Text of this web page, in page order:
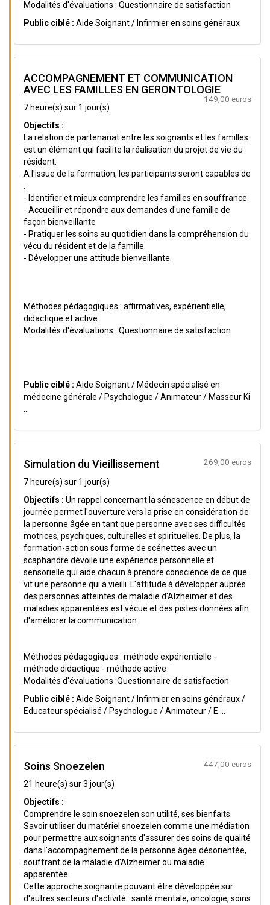
Modalités d'évaluations : Questionnaire de satisfaction
Public ciblé : Aide Soignant / Infirmier en soins généraux
ACCOMPAGNEMENT ET COMMUNICATION
AVEC LES FAMILLES EN GERONTOLOGIE
149,00 euros
7 heure(s) sur 1 jour(s)
Objectifs :
La relation de partenariat entre les soignants et les familles
est un élément qui facilite la réalisation du projet de vie du
résident.
A l'issue de la formation, les participants seront capables de
:
- Identifier et mieux comprendre les familles en souffrance
- Accueillir et répondre aux demandes d'une famille de
façon bienveillante
- Pratiquer les soins au quotidien dans la compréhension du
vécu du résident et de la famille
- Développer une attitude bienveillante.
Méthodes pédagogiques : affirmatives, expérientielle,
didactique et active
Modalités d'évaluations : Questionnaire de satisfaction
Public ciblé : Aide Soignant / Médecin spécialisé en
médecine générale / Psychologue / Animateur / Masseur Ki
Simulation du Vieillissement 269,00 euros
7 heure(s) sur 1 jour(s)
Objectifs : Un rappel concernant la sénescence en début de
journée permet l'ouverture vers la prise en considération de
la personne âgée en tant que personne avec ses difficultés
motrices, psychiques, culturelles et spirituelles. De plus, la
formation-action sous forme de scénettes avec un
scaphandre dévoile une expérience personnelle et
sensorielle qui aide chacun à prendre conscience de ce que
vit une personne qui a vieilli. L'attitude à développer auprès
des personnes atteintes de maladie d'Alzheimer et des
maladies apparentées est vécue et des pistes données afin
d'améliorer la communication
Méthodes pédagogiques : méthode expérientielle -
méthode didactique - méthode active
Modalités d'évaluations :Questionnaire de satisfaction
Public ciblé : Aide Soignant / Infirmier en soins généraux /
Educateur spécialisé / Psychologue / Animateur / E ...
Soins Snoezelen 447,00 euros
21 heure(s) sur 3 jour(s)
Objectifs :
Comprendre le soin snoezelen son utilité, ses bienfaits.
Savoir utiliser du matériel snoezelen comme une médiation
pour permettre aux soignants d'assurer des soins de qualité
dans l'accompagnement de la personne âgée désorientée,
souffrant de la maladie d'Alzheimer ou maladie
apparentée.
Cette approche soignante pouvant être développée sur
d'autres secteurs d'activité : santé mentale, oncologie, soins